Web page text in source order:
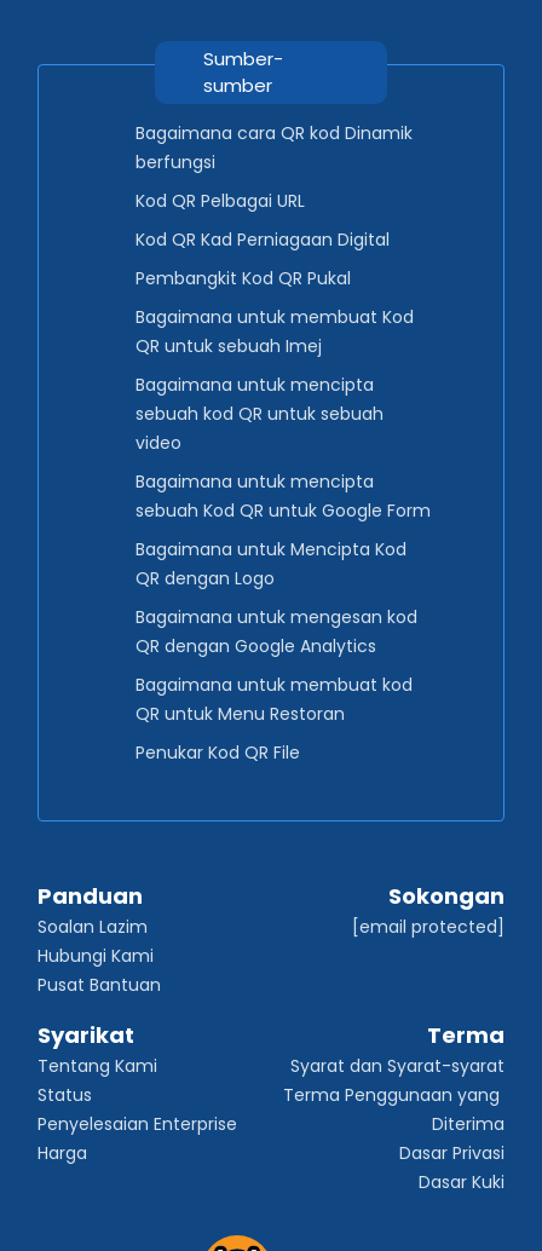
Sumber-
sumber
Bagaimana cara QR kod Dinamik
berfungsi
Kod QR Pelbagai URL
Kod QR Kad Perniagaan Digital
Pembangkit Kod QR Pukal
Bagaimana untuk membuat Kod
QR untuk sebuah Imej
Bagaimana untuk mencipta
sebuah kod QR untuk sebuah
video
Bagaimana untuk mencipta
sebuah Kod QR untuk Google Form
Bagaimana untuk Mencipta Kod
QR dengan Logo
Bagaimana untuk mengesan kod
QR dengan Google Analytics
Bagaimana untuk membuat kod
QR untuk Menu Restoran
Penukar Kod QR File
Panduan
Soalan Lazim
Hubungi Kami
Pusat Bantuan
Sokongan
[email protected]
Syarikat
Tentang Kami
Status
Penyelesaian Enterprise
Harga
Terma
Syarat dan Syarat-syarat
Terma Penggunaan yang
Diterima
Dasar Privasi
Dasar Kuki